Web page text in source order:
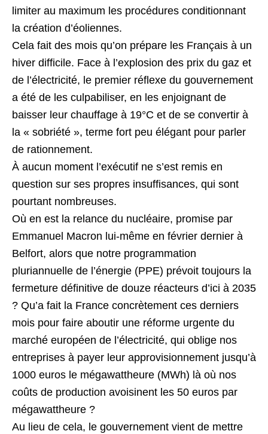
limiter au maximum les procédures conditionnant
la création d’éoliennes.
Cela fait des mois qu’on prépare les Français à un
hiver difficile. Face à l’explosion des prix du gaz et
de l’électricité, le premier réflexe du gouvernement
a été de les culpabiliser, en les enjoignant de
baisser leur chauffage à 19°C et de se convertir à
la « sobriété », terme fort peu élégant pour parler
de rationnement.
À aucun moment l’exécutif ne s’est remis en
question sur ses propres insuffisances, qui sont
pourtant nombreuses.
Où en est la relance du nucléaire, promise par
Emmanuel Macron lui-même en février dernier à
Belfort, alors que notre programmation
pluriannuelle de l’énergie (PPE) prévoit toujours la
fermeture définitive de douze réacteurs d’ici à 2035
? Qu’a fait la France concrètement ces derniers
mois pour faire aboutir une réforme urgente du
marché européen de l’électricité, qui oblige nos
entreprises à payer leur approvisionnement jusqu’à
1000 euros le mégawattheure (MWh) là où nos
coûts de production avoisinent les 50 euros par
mégawattheure ?
Au lieu de cela, le gouvernement vient de mettre